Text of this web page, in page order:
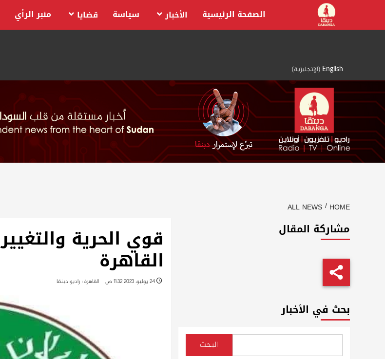
content
English
(الإنجليزية)
الصفحة الرئيسية الأخبار سياسة قضايا منبر الرأي
HOME
ALL NEWS
قوي الحرية
القاهرة
24 يوليو، 2023 11:32 ص القاهرة : راديو دبنقا
مشاركة المقال
بحث في الأخبار
البحث